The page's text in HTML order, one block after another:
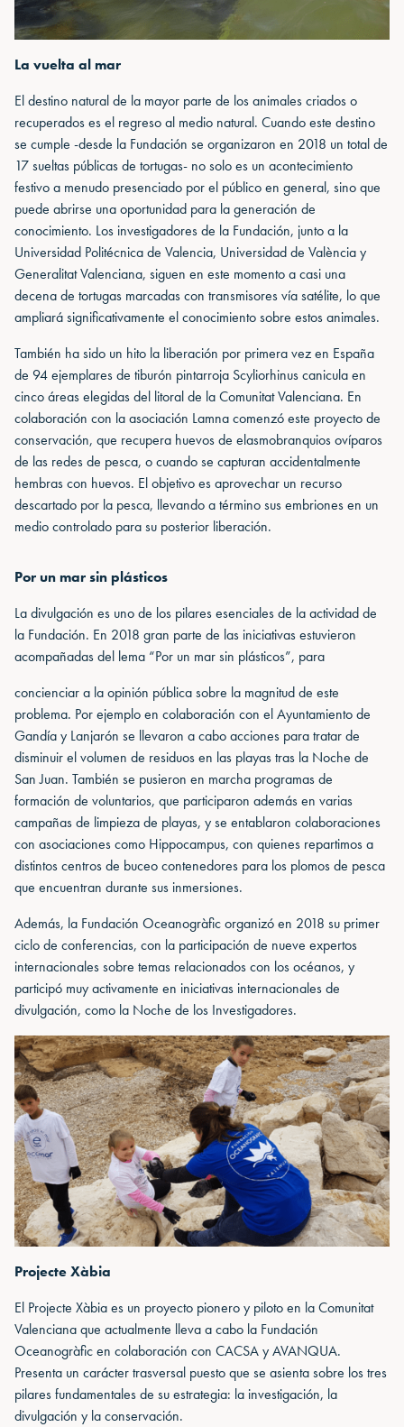
La vuelta al mar
El destino natural de la mayor parte de los animales criados o
recuperados es el regreso al medio natural. Cuando este destino
se cumple -desde la Fundación se organizaron en 2018 un total de
17 sueltas públicas de tortugas- no solo es un acontecimiento
festivo a menudo presenciado por el público en general, sino que
puede abrirse una oportunidad para la generación de
conocimiento. Los investigadores de la Fundación, junto a la
Universidad Politécnica de Valencia, Universidad de València y
Generalitat Valenciana, siguen en este momento a casi una
decena de tortugas marcadas con transmisores vía satélite, lo que
ampliará significativamente el conocimiento sobre estos animales.
También ha sido un hito la liberación por primera vez en España
de 94 ejemplares de tiburón pintarroja Scyliorhinus canicula en
cinco áreas elegidas del litoral de la Comunitat Valenciana. En
colaboración con la asociación Lamna comenzó este proyecto de
conservación, que recupera huevos de elasmobranquios ovíparos
de las redes de pesca, o cuando se capturan accidentalmente
hembras con huevos. El objetivo es aprovechar un recurso
descartado por la pesca, llevando a término sus embriones en un
medio controlado para su posterior liberación.
Por un mar sin plásticos
La divulgación es uno de los pilares esenciales de la actividad de
la Fundación. En 2018 gran parte de las iniciativas estuvieron
acompañadas del lema “Por un mar sin plásticos”, para
concienciar a la opinión pública sobre la magnitud de este
problema. Por ejemplo en colaboración con el Ayuntamiento de
Gandía y Lanjarón se llevaron a cabo acciones para tratar de
disminuir el volumen de residuos en las playas tras la Noche de
San Juan. También se pusieron en marcha programas de
formación de voluntarios, que participaron además en varias
campañas de limpieza de playas, y se entablaron colaboraciones
con asociaciones como Hippocampus, con quienes repartimos a
distintos centros de buceo contenedores para los plomos de pesca
que encuentran durante sus inmersiones.
Además, la Fundación Oceanogràfic organizó en 2018 su primer
ciclo de conferencias, con la participación de nueve expertos
internacionales sobre temas relacionados con los océanos, y
participó muy activamente en iniciativas internacionales de
divulgación, como la Noche de los Investigadores.
Projecte Xàbia
El Projecte Xàbia es un proyecto pionero y piloto en la Comunitat
Valenciana que actualmente lleva a cabo la Fundación
Oceanogràfic en colaboración con CACSA y AVANQUA.
Presenta un carácter trasversal puesto que se asienta sobre los tres
pilares fundamentales de su estrategia: la investigación, la
divulgación y la conservación.